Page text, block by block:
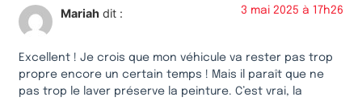
Mariah dit : 3 mai 2025 à 17h26
Excellent ! Je crois que mon véhicule va rester pas trop
propre encore un certain temps ! Mais il paraît que ne
pas trop le laver préserve la peinture. C’est vrai, la